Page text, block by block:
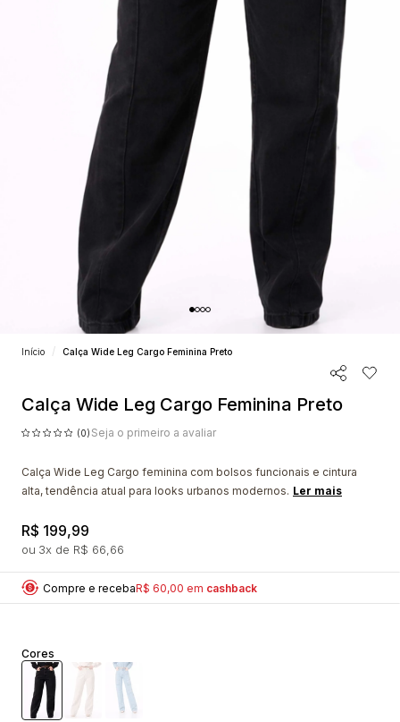
Início Calça Wide Leg Cargo Feminina Preto
Calça Wide Leg Cargo Feminina Preto
(0) Seja o primeiro a avaliar
Calça Wide Leg Cargo feminina com bolsos funcionais e cintura
alta, tendência atual para looks urbanos modernos. Ler mais
R$ 199,99
3x R$ 66,66
Compre e recebaR$ 60,00 em cashback
Cores